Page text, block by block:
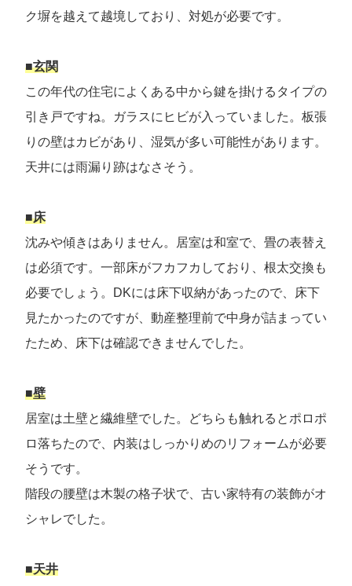
ク塀を越えて越境しており、対処が必要です。
■玄関
この年代の住宅によくある中から鍵を掛けるタイプの
引き戸ですね。ガラスにヒビが入っていました。板張
りの壁はカビがあり、湿気が多い可能性があります。
天井には雨漏り跡はなさそう。
■床
沈みや傾きはありません。居室は和室で、畳の表替え
は必須です。一部床がフカフカしており、根太交換も
必要でしょう。DKには床下収納があったので、床下
見たかったのですが、動産整理前で中身が詰まってい
たため、床下は確認できませんでした。
■壁
居室は土壁と繊維壁でした。どちらも触れるとポロポ
ロ落ちたので、内装はしっかりめのリフォームが必要
そうです。
階段の腰壁は木製の格子状で、古い家特有の装飾がオ
シャレでした。
■天井